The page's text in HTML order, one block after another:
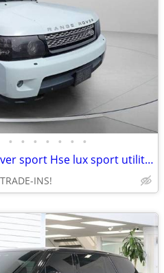
• • • • • • •
2013 Land rover Range rover sport Hse lux sport utility 4d
INS!